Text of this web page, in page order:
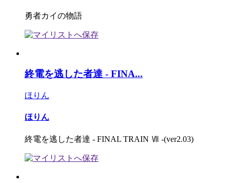
勇者カイの物語
終電を逃した者達 - FINA...
ほりん
ほりん
終電を逃した者達 - FINAL TRAIN Ⅶ -(ver2.03)